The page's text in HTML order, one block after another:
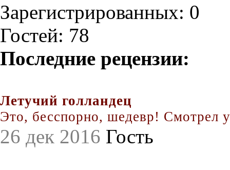
Зарегистрированных: 0
Гостей: 78
Последние рецензии:
Летучий голландец
Это, бесспорно, шедевр! Смотрел
26 дек 2016 Гость